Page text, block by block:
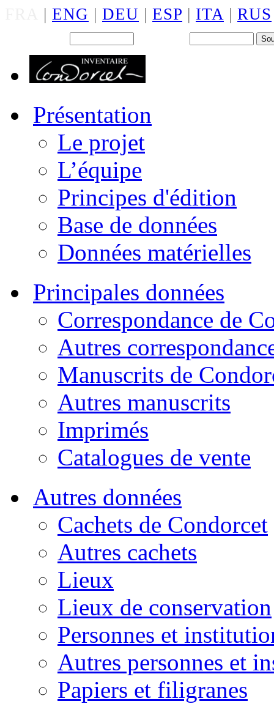
| ENG | DEU | ESP | ITA | RUS
Présentation
Le projet
L’équipe
Principes d'édition
Base de données
Données matérielles
Principales données
Correspondance de
Autres
Manuscrits de
Autres manuscrits
Imprimés
Catalogues de vente
Autres données
Cachets de Condorcet
Autres cachets
Lieux
Lieux de conservation
Personnes et
Autres personnes et
Papiers et filigranes